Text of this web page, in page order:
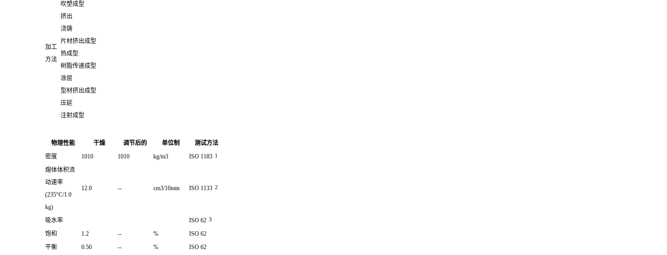
加工
方法
吹塑成型
挤出
浇铸
片材挤出成型
热成型
树脂传递成型
涂层
型材挤出成型
压延
注射成型
物理性能 干燥 调节后的 单位制
测试方法
密度
1010 1010 kg/m3 ISO 1183 1
熔体体积流
动速率
(235°C/1.0
kg)
12.0 -- cm3/10min ISO 1133 2
吸水率 ISO 62 3
饱和 1.2 -- %
ISO 62
平衡
0.50 -- % ISO 62